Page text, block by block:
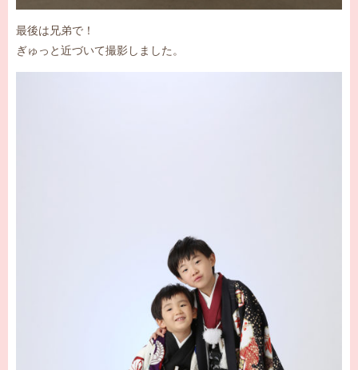
最後は兄弟で！
ぎゅっと近づいて撮影しました。